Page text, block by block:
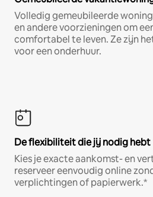
Volledig gemeubileerde
en andere voorzieningen om
comfortabel te leven. Ze zijn
voor een onderhuur.
De flexibiliteit die jij nodig hebt
Kies je exacte aankomst- en
reserveer eenvoudig online
verplichtingen of papierwerk.*